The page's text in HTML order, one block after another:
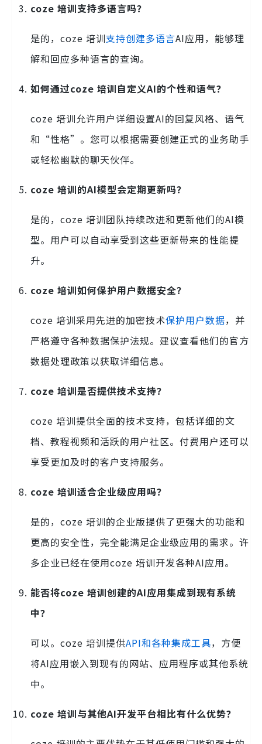
coze 培训支持多语言吗？
是的，coze 培训支持创建多语言AI应用，能够理
解和回应多种语言的查询。
如何通过coze 培训自定义AI的个性和语气？
coze 培训允许用户详细设置AI的回复风格、语气
和“性格”。您可以根据需要创建正式的业务助手
或轻松幽默的聊天伙伴。
coze 培训的AI模型会定期更新吗？
是的，coze 培训团队持续改进和更新他们的AI模
型。用户可以自动享受到这些更新带来的性能提
升。
coze 培训如何保护用户数据安全？
coze 培训采用先进的加密技术保护用户数据，并
严格遵守各种数据保护法规。建议查看他们的官方
数据处理政策以获取详细信息。
coze 培训是否提供技术支持？
coze 培训提供全面的技术支持，包括详细的文
档、教程视频和活跃的用户社区。付费用户还可以
享受更加及时的客户支持服务。
coze 培训适合企业级应用吗？
是的，coze 培训的企业版提供了更强大的功能和
更高的安全性，完全能满足企业级应用的需求。许
多企业已经在使用coze 培训开发各种AI应用。
能否将coze 培训创建的AI应用集成到现有系统
中？
可以。coze 培训提供API和各种集成工具，方便
将AI应用嵌入到现有的网站、应用程序或其他系统
中。
coze 培训与其他AI开发平台相比有什么优势？